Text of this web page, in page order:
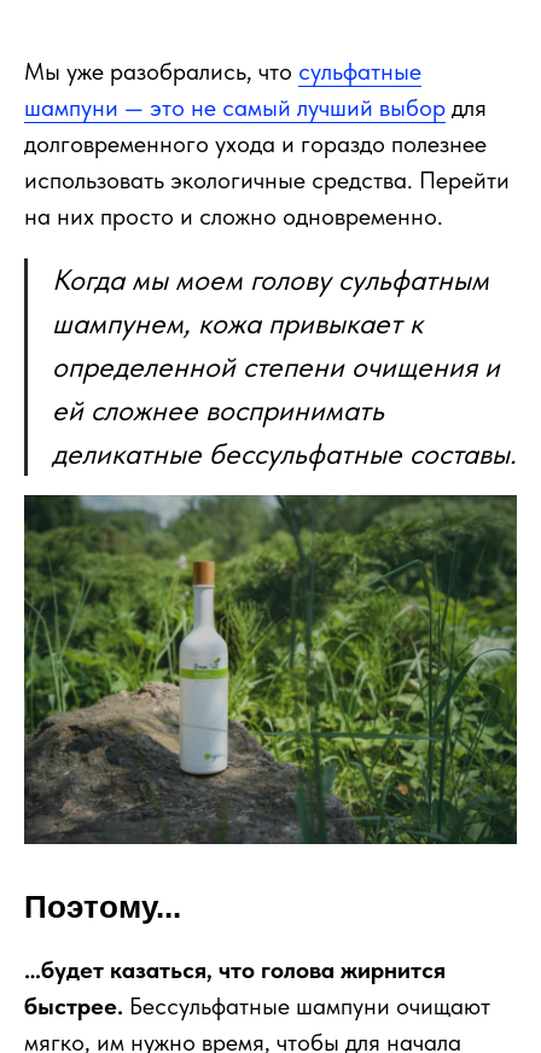
Мы уже разобрались, что сульфатные
шампуни — это не самый лучший выбор для
долговременного ухода и гораздо полезнее
использовать экологичные средства. Перейти
на них просто и сложно одновременно.
Когда мы моем голову сульфатным
шампунем, кожа привыкает к
определенной степени очищения и
ей сложнее воспринимать
деликатные бессульфатные составы.
Поэтому...
…будет казаться, что голова жирнится
быстрее. Бессульфатные шампуни очищают
мягко, им нужно время, чтобы для начала